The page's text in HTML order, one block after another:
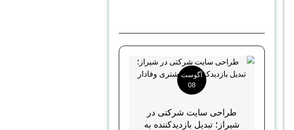
آگوست
08
طراحی سایت شرکتی در
شیراز؛ تبدیل بازدیدکننده به